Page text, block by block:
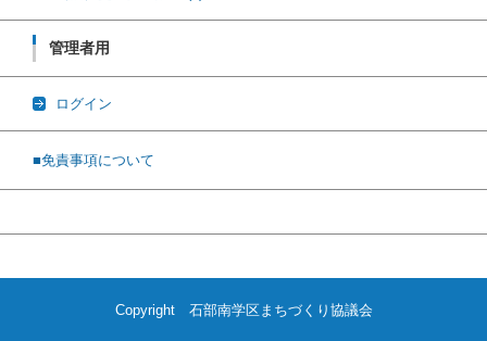
管理者用
ログイン
■免責事項について
Copyright 石部南学区まちづくり協議会